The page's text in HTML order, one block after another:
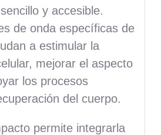
y accesible.
de onda específicas de
a estimular la
mejorar el aspecto
los procesos
del cuerpo.
permite integrarla